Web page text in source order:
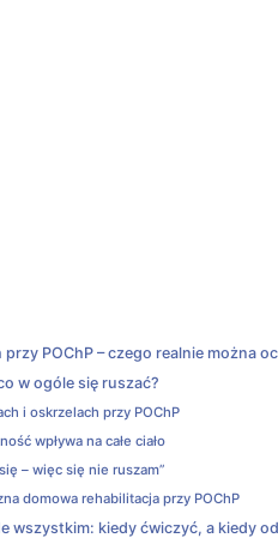
POChP – czego realnie można
w ogóle się ruszać?
i oskrzelach przy POChP
wpływa na całe ciało
– więc się nie ruszam”
domowa rehabilitacja przy POChP
wszystkim: kiedy ćwiczyć, a kiedy